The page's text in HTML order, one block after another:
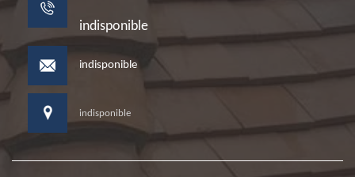
indisponible
indisponible
indisponible